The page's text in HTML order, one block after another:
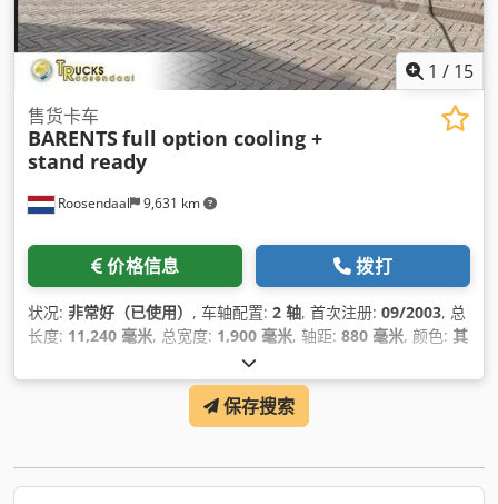
1 / 15
Roosendaal 9,631 km
售货卡车
BARENTSfull option cooling +
stand ready
价格信息 拨打
状况: 非常好（已使用） , 车轴配置: 2 轴, 首次注册: 09/2003, 总
长度: 11,240 毫米, 总宽度: 1,900 毫米, 轴距: 880 毫米, 颜色: 其
保存搜索